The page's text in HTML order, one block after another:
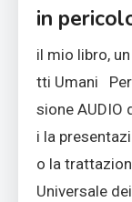
in
il mio libro,
tti Umani
sione AUDIO
i la
o la
Universale